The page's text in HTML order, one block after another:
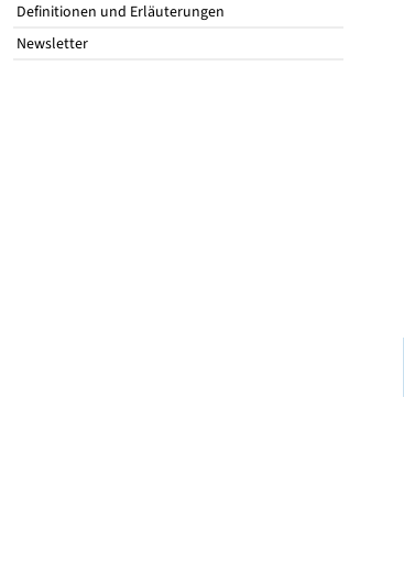
Definitionen und Erläuterungen
Newsletter